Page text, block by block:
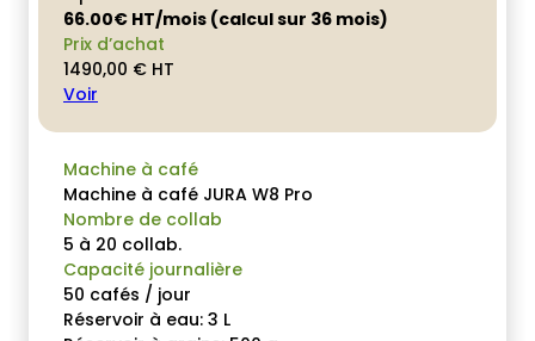
66.00€ HT/mois (calcul sur 36 mois)
Prix d’achat
1490,00 € HT
Voir
Machine à café
Machine à café JURA W8 Pro
Nombre de collab
5 à 20 collab.
Capacité journalière
50 cafés / jour
Réservoir à eau: 3 L